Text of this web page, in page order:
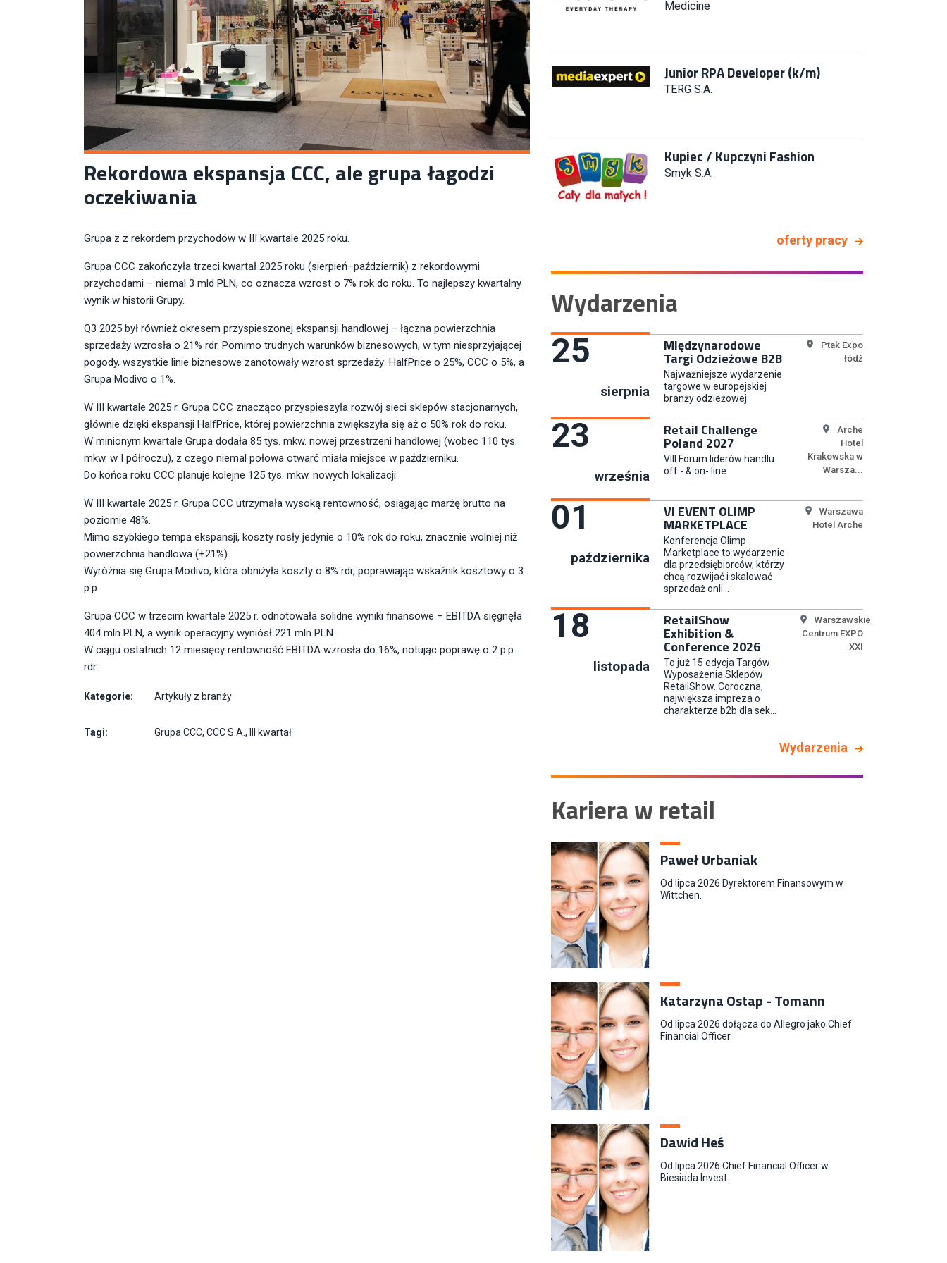
Rekordowa ekspansja CCC, ale grupa łagodzi
oczekiwania
Grupa z z rekordem przychodów w III kwartale 2025 roku.
Grupa CCC zakończyła trzeci kwartał 2025 roku (sierpień–październik) z rekordowymi
przychodami – niemal 3 mld PLN, co oznacza wzrost o 7% rok do roku. To najlepszy kwartalny
wynik w historii Grupy.
Q3 2025 był również okresem przyspieszonej ekspansji handlowej – łączna powierzchnia
sprzedaży wzrosła o 21% rdr. Pomimo trudnych warunków biznesowych, w tym niesprzyjającej
pogody, wszystkie linie biznesowe zanotowały wzrost sprzedaży: HalfPrice o 25%, CCC o 5%, a
Grupa Modivo o 1%.
W III kwartale 2025 r. Grupa CCC znacząco przyspieszyła rozwój sieci sklepów stacjonarnych,
głównie dzięki ekspansji HalfPrice, której powierzchnia zwiększyła się aż o 50% rok do roku.
W minionym kwartale Grupa dodała 85 tys. mkw. nowej przestrzeni handlowej (wobec 110 tys.
mkw. w I półroczu), z czego niemal połowa otwarć miała miejsce w październiku.
Do końca roku CCC planuje kolejne 125 tys. mkw. nowych lokalizacji.
W III kwartale 2025 r. Grupa CCC utrzymała wysoką rentowność, osiągając marżę brutto na
poziomie 48%.
Mimo szybkiego tempa ekspansji, koszty rosły jedynie o 10% rok do roku, znacznie wolniej niż
powierzchnia handlowa (+21%).
Wyróżnia się Grupa Modivo, która obniżyła koszty o 8% rdr, poprawiając wskaźnik kosztowy o 3
p.p.
Grupa CCC w trzecim kwartale 2025 r. odnotowała solidne wyniki finansowe – EBITDA sięgnęła
404 mln PLN, a wynik operacyjny wyniósł 221 mln PLN.
W ciągu ostatnich 12 miesięcy rentowność EBITDA wzrosła do 16%, notując poprawę o 2 p.p.
rdr.
Kategorie: Artykuły z branży
Tagi: Grupa CCC, CCC S.A. , III kwartał
Zastępca Kierownika Salonu CH
Riviera (m/k)
Specjalista/tka ds. Utrzymania
Ruchu
Key Account Manager Meble
Sprzedaży B2B (K/M/N)
Euro-net Sp. z o.o.
Key Account Manager
Puccini
Medicine
Junior RPA Developer (k/m)
TERG S.A.
Kupiec / Kupczyni Fashion
Smyk S.A.
oferty pracy
Wydarzenia
25
sierpnia
Międzynarodowe
Targi Odzieżowe B2B
Najważniejsze wydarzenie
targowe w europejskiej
branży odzieżowej
Ptak Expo
łódź
23
września
Retail Challenge
Poland 2027
VIII Forum liderów handlu
off - & on- line
Arche
Hotel
Krakowska w
Warsza...
01
października
VI EVENT OLIMP
MARKETPLACE
Konferencja Olimp
Marketplace to wydarzenie
dla przedsiębiorców, którzy
chcą rozwijać i skalować
sprzedaż onli...
Warszawa
Hotel Arche
18
listopada
RetailShow
Exhibition &
Conference 2026
To już 15 edycja Targów
Wyposażenia Sklepów
RetailShow. Coroczna,
największa impreza o
charakterze b2b dla sek...
Warszawskie
Centrum EXPO
XXI
Wydarzenia
Kariera w retail
Paweł Urbaniak
Od lipca 2026 Dyrektorem Finansowym w
Wittchen.
Katarzyna Ostap - Tomann
Od lipca 2026 dołącza do Allegro jako Chief
Financial Officer.
Dawid Heś
Od lipca 2026 Chief Financial Officer w
Biesiada Invest.